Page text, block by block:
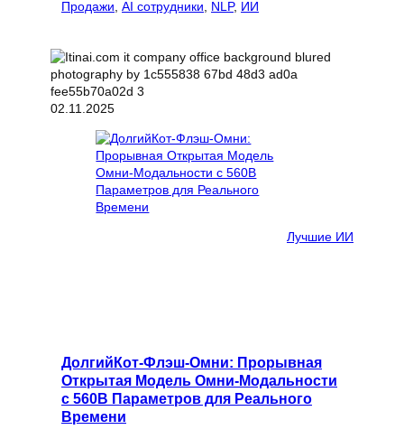
Продажи AI сотрудники NLP, ИИ
02.11.2025
Лучшие ИИ
ДолгийКот-Флэш-Омни: Прорывная
Открытая Модель Омни-Модальности
с 560B Параметров для Реального
Времени